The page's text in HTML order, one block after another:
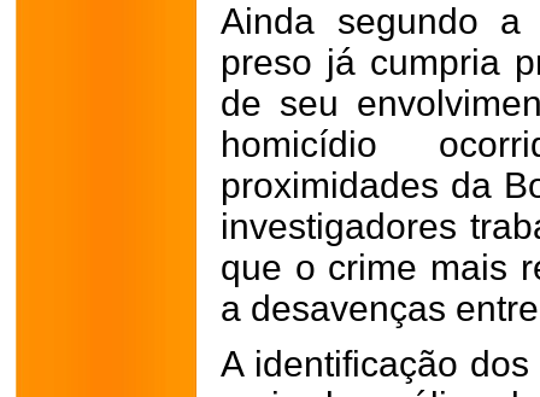
Ainda segundo
preso já cumpria
de seu
homicídio
proximidades da
investigadores
que o crime mais
a desavenças
A identificação